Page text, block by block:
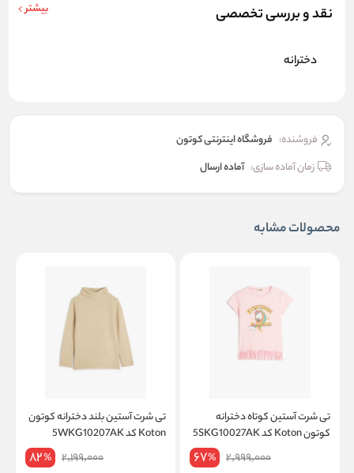
نقد و بررسی تخصصی بیشتر
دخترانه
فروشنده: فروشگاه اینترنتی کوتون
زمان آماده سازی: آماده ارسال
محصولات مشابه
تی شرت آستین کوتاه دخترانه
کوتون Koton کد 5SKG10027AK
2,999,000
67%
تی شرت آستین بلند دخترانه کوتون
Koton کد 5WKG10207AK
2,199,000
82%